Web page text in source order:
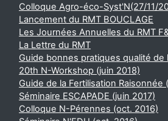
Colloque Agro-éco-Syst'N(27/11/
Lancement du RMT BOUCLAGE
Les Journées Annuelles du RMT
La Lettre du RMT
Guide bonnes pratiques qualité de
20th N-Workshop (juin 2018)
Guide de la Fertilisation Raisonnée
Séminaire ESCAPADE (juin 2017)
Colloque N-Pérennes (oct. 2016)